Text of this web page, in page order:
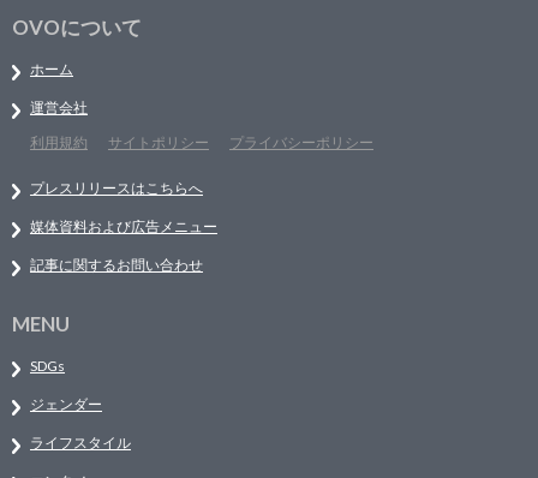
OVOについて
ホーム
運営会社
利用規約
サイトポリシー プライバシーポリシー
プレスリリースはこちらへ
媒体資料および広告メニュー
記事に関するお問い合わせ
MENU
SDGs
ジェンダー
ライフスタイル